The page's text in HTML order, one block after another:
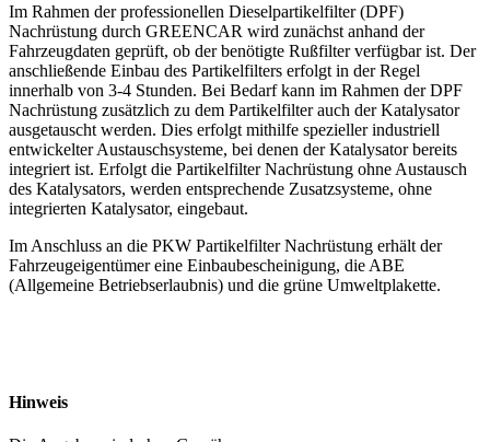
Im Rahmen der professionellen Dieselpartikelfilter (DPF)
Nachrüstung durch GREENCAR wird zunächst anhand der
Fahrzeugdaten geprüft, ob der benötigte Rußfilter verfügbar ist. Der
anschließende Einbau des Partikelfilters erfolgt in der Regel
innerhalb von 3-4 Stunden. Bei Bedarf kann im Rahmen der DPF
Nachrüstung zusätzlich zu dem Partikelfilter auch der Katalysator
ausgetauscht werden. Dies erfolgt mithilfe spezieller industriell
entwickelter Austauschsysteme, bei denen der Katalysator bereits
integriert ist. Erfolgt die Partikelfilter Nachrüstung ohne Austausch
des Katalysators, werden entsprechende Zusatzsysteme, ohne
integrierten Katalysator, eingebaut.
Im Anschluss an die PKW Partikelfilter Nachrüstung erhält der
Fahrzeugeigentümer eine Einbaubescheinigung, die ABE
(Allgemeine Betriebserlaubnis) und die grüne Umweltplakette.
Hinweis